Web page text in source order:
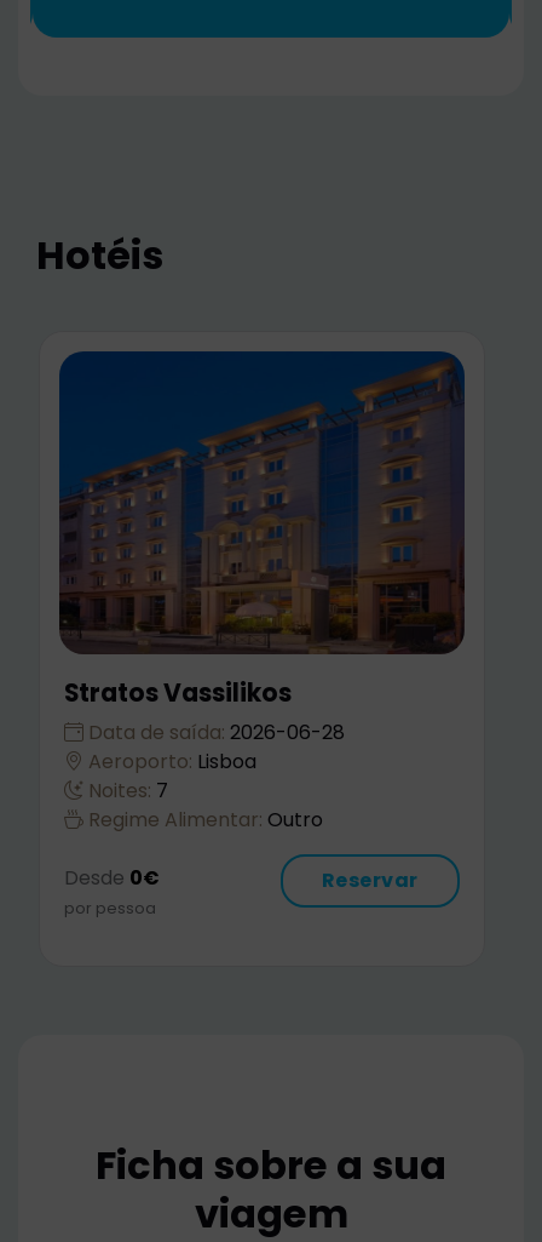
Hotéis
Royal Olympic Athens
Data de saída: 2026-06-28
Aeroporto: Lisboa
Noites: 7
Regime Alimentar: Outro
Desde 0€
por pessoa
Reservar
Ficha sobre a sua
viagem